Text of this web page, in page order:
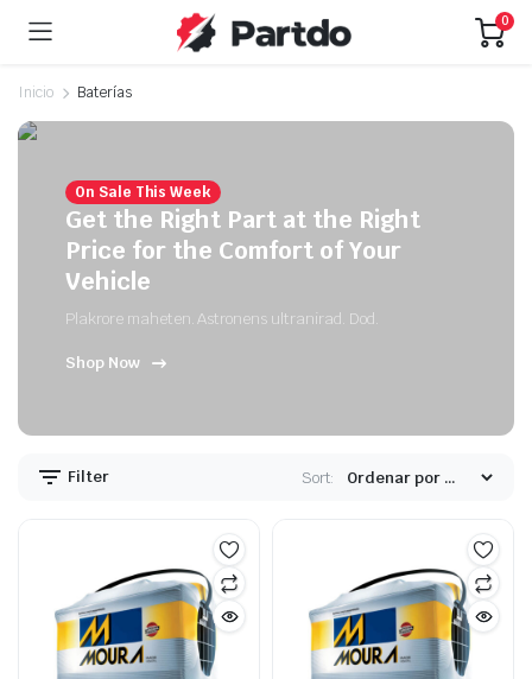
0
Inicio Baterías
On Sale This Week
Get the Right Part at the Right
Price for the Comfort of Your
Vehicle
Plakrore maheten. Astronens ultranirad. Dod.
Shop Now
Filter Sort: